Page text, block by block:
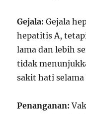
Gejala: Gejala
hepatitis A,
lama dan lebih
tidak
sakit hati
Penanganan: